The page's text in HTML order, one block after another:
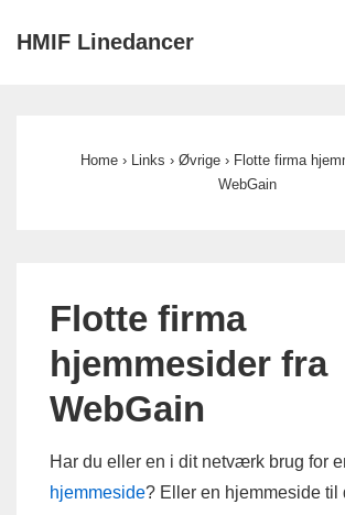
HopHMIF Linedancer
Home › Links › Øvrige › Flotte firma
WebGain
Flotte firma
hjemmesider fra
WebGain
Har du eller en i dit netværk brug for
hjemmeside? Eller en hjemmeside til